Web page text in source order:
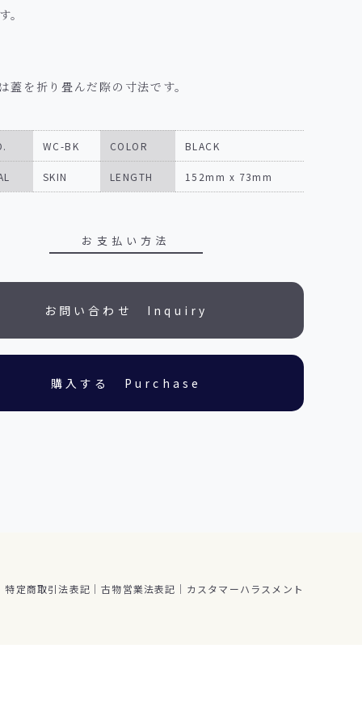
。
蓋を折り畳んだ際の寸法です。
WC-BK COLOR BLACK
SKIN LENGTH 152mm x 73mm
お支払い方法
特定商取引法表記 古物営業法表記 カスタマーハラスメント